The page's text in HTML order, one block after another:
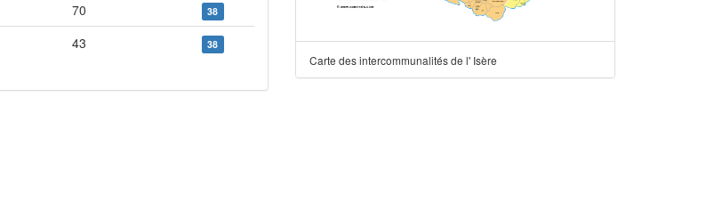
70 38
43 38
Carte des intercommunalités de l' Isère